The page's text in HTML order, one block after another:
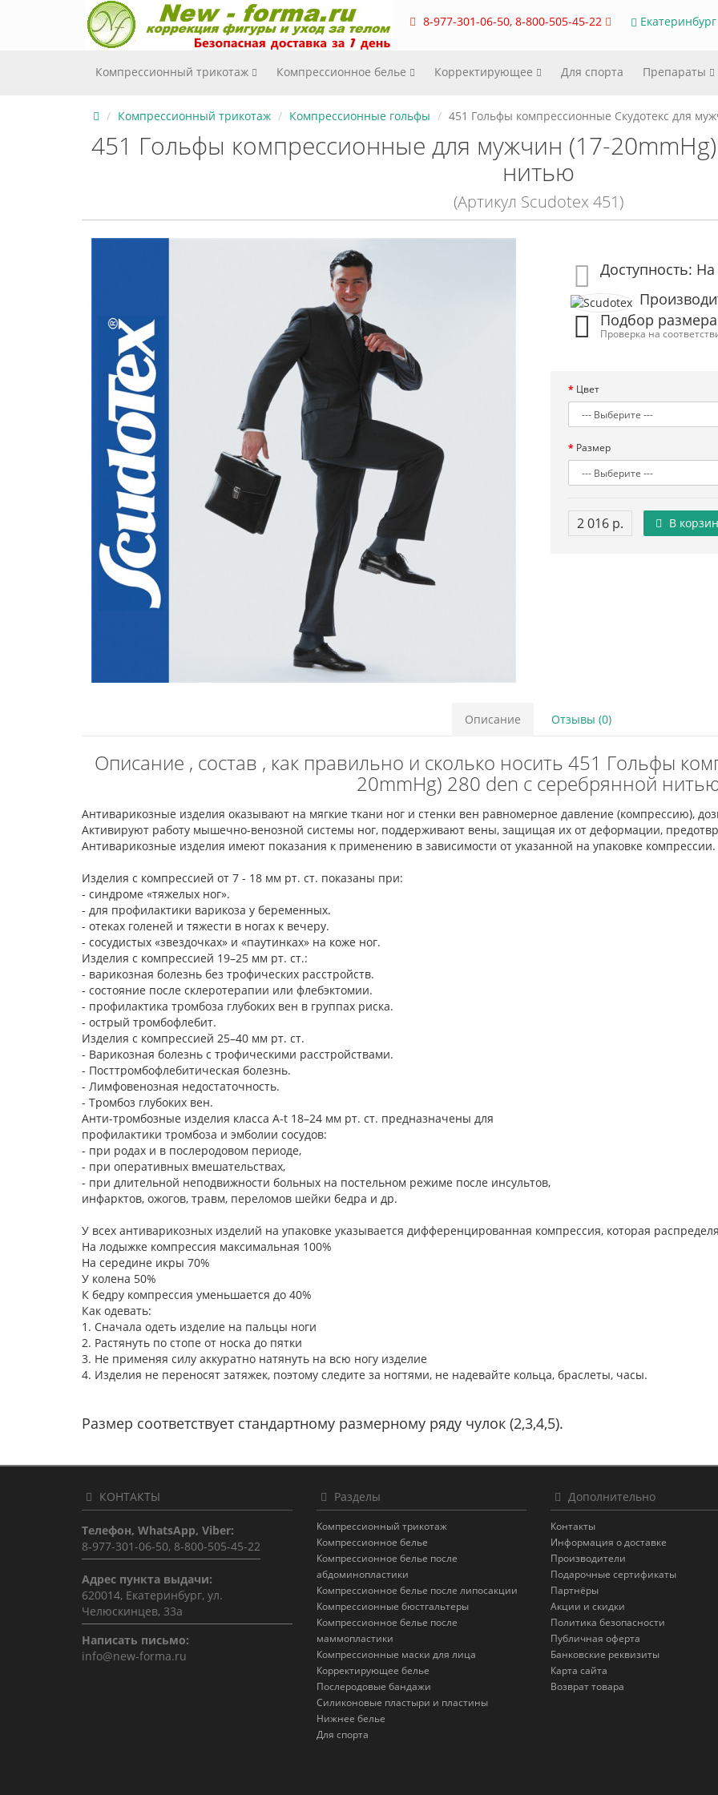
8-977-301-06-50, 8-800-505-45-22 Екатеринбург
Компрессионный трикотаж Компрессионное белье Корректирующее Для спорта Препараты
Компрессионный трикотаж Компрессионные гольфы 451 Гольфы компрессионные Скудотекс для
451 Гольфы компрессионные для мужчин (17-
нитью
(Артикул Scudotex 451)
Доступность: На
Подбор размера
Проверка на
Цвет
Размер
2 016 р. В
Описание Отзывы (0)
Описание , состав , как правильно и сколько носить 451 Гольфы
20mmHg) 280 den с серебрянной
Антиварикозные изделия оказывают на мягкие ткани ног и стенки вен равномерное давление (компрессию),
Активируют работу мышечно-венозной системы ног, поддерживают вены, защищая их от деформации,
Антиварикозные изделия имеют показания к применению в зависимости от указанной на упаковке компрессии.
Изделия с компрессией от 7 - 18 мм рт. ст. показаны при:
- синдроме «тяжелых ног».
- для профилактики варикоза у беременных.
- отеках голеней и тяжести в ногах к вечеру.
- сосудистых «звездочках» и «паутинках» на коже ног.
Изделия с компрессией 19–25 мм рт. ст.:
- варикозная болезнь без трофических расстройств.
- состояние после склеротерапии или флебэктомии.
- профилактика тромбоза глубоких вен в группах риска.
- острый тромбофлебит.
Изделия с компрессией 25–40 мм рт. ст.
- Варикозная болезнь с трофическими расстройствами.
- Посттромбофлебитическая болезнь.
- Лимфовенозная недостаточность.
- Тромбоз глубоких вен.
Анти-тромбозные изделия класса A-t 18–24 мм рт. ст. предназначены для
профилактики тромбоза и эмболии сосудов:
- при родах и в послеродовом периоде,
- при оперативных вмешательствах,
- при длительной неподвижности больных на постельном режиме после инсультов,
инфарктов, ожогов, травм, переломов шейки бедра и др.
У всех антиварикозных изделий на упаковке указывается дифференцированная компрессия, которая
На лодыжке компрессия максимальная 100%
На середине икры 70%
У колена 50%
К бедру компрессия уменьшается до 40%
Как одевать:
1. Сначала одеть изделие на пальцы ноги
2. Растянуть по стопе от носка до пятки
3. Не применяя силу аккуратно натянуть на всю ногу изделие
4. Изделия не переносят затяжек, поэтому следите за ногтями, не надевайте кольца, браслеты, часы.
Размер соответствует стандартному размерному ряду чулок (2,3,4,5).
КОНТАКТЫ
Телефон, WhatsApp, Viber:
8-977-301-06-50, 8-800-505-45-22
Адрес пункта выдачи:
620014, Екатеринбург, ул.
Челюскинцев, 33а
Написать письмо:
info@new-forma.ru
Разделы
Компрессионный трикотаж
Компрессионное белье
Компрессионное белье после
абдоминопластики
Компрессионное белье после липосакции
Компрессионные бюстгальтеры
Компрессионное белье после
маммопластики
Компрессионные маски для лица
Корректирующее белье
Послеродовые бандажи
Силиконовые пластыри и пластины
Нижнее белье
Для спорта
Дополнительно
Контакты
Информация о доставке
Производители
Подарочные сертификаты
Партнёры
Акции и скидки
Политика безопасности
Публичная оферта
Банковские реквизиты
Карта сайта
Возврат товара